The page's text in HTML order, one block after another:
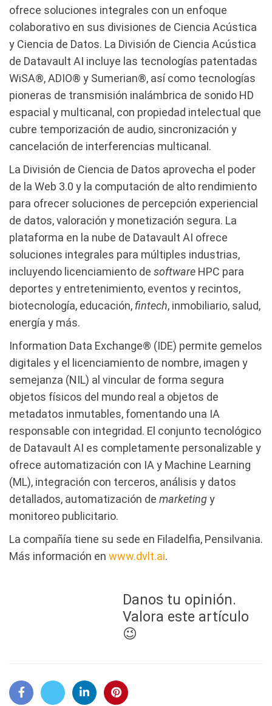
ofrece soluciones integrales con un enfoque
colaborativo en sus divisiones de Ciencia Acústica
y Ciencia de Datos. La División de Ciencia Acústica
de Datavault AI incluye las tecnologías patentadas
WiSA®, ADIO® y Sumerian®, así como tecnologías
pioneras de transmisión inalámbrica de sonido HD
espacial y multicanal, con propiedad intelectual que
cubre temporización de audio, sincronización y
cancelación de interferencias multicanal.
La División de Ciencia de Datos aprovecha el poder
de la Web 3.0 y la computación de alto rendimiento
para ofrecer soluciones de percepción experiencial
de datos, valoración y monetización segura. La
plataforma en la nube de Datavault AI ofrece
soluciones integrales para múltiples industrias,
incluyendo licenciamiento de software HPC para
deportes y entretenimiento, eventos y recintos,
biotecnología, educación, fintech, inmobiliario, salud,
energía y más.
Information Data Exchange® (IDE) permite gemelos
digitales y el licenciamiento de nombre, imagen y
semejanza (NIL) al vincular de forma segura
objetos físicos del mundo real a objetos de
metadatos inmutables, fomentando una IA
responsable con integridad. El conjunto tecnológico
de Datavault AI es completamente personalizable y
ofrece automatización con IA y Machine Learning
(ML), integración con terceros, análisis y datos
detallados, automatización de marketingy
monitoreo publicitario.
La compañía tiene su sede en Filadelfia, Pensilvania.
Más información en www.dvlt.ai.
Danos tu opinión.
Valora este artículo
😉